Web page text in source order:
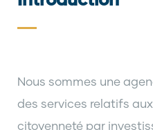
Nous sommes une
des services relatifs
citoyenneté par